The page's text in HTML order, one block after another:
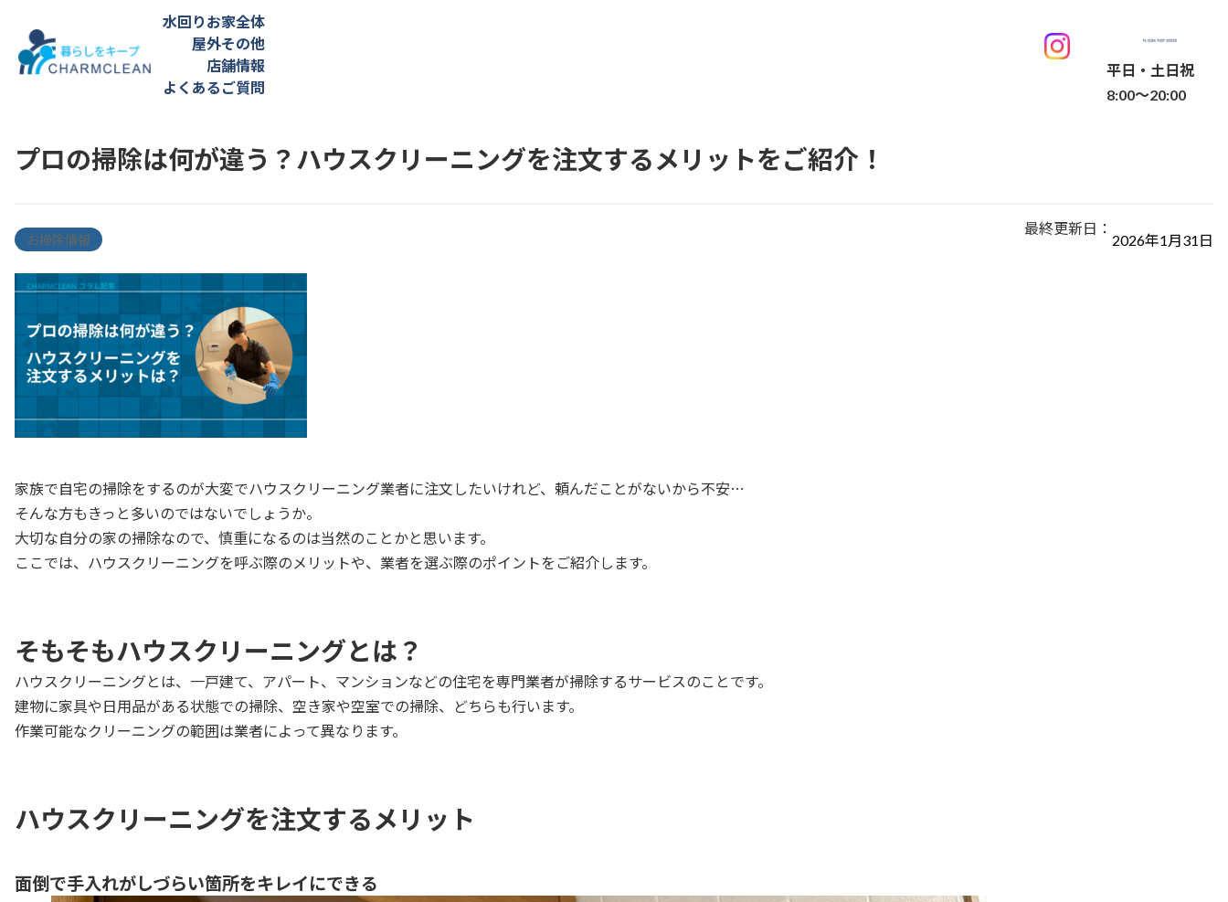
水回り お家全体
屋外その他
店舗情報
よくあるご質問
平日・土日祝
8:00～20:00
プロの掃除は何が違う？ハウスクリーニングを注文するメリットをご紹介！
お掃除情報
最終更新日：
2026年1月31日
家族で自宅の掃除をするのが大変でハウスクリーニング業者に注文したいけれど、頼んだことがないから不安⋯
そんな方もきっと多いのではないでしょうか。
大切な自分の家の掃除なので、慎重になるのは当然のことかと思います。
ここでは、ハウスクリーニングを呼ぶ際のメリットや、業者を選ぶ際のポイントをご紹介します。
そもそもハウスクリーニングとは？
ハウスクリーニングとは、一戸建て、アパート、マンションなどの住宅を専門業者が掃除するサービスのことです。
建物に家具や日用品がある状態での掃除、空き家や空室での掃除、どちらも行います。
作業可能なクリーニングの範囲は業者によって異なります。
ハウスクリーニングを注文するメリット
面倒で手入れがしづらい箇所をキレイにできる